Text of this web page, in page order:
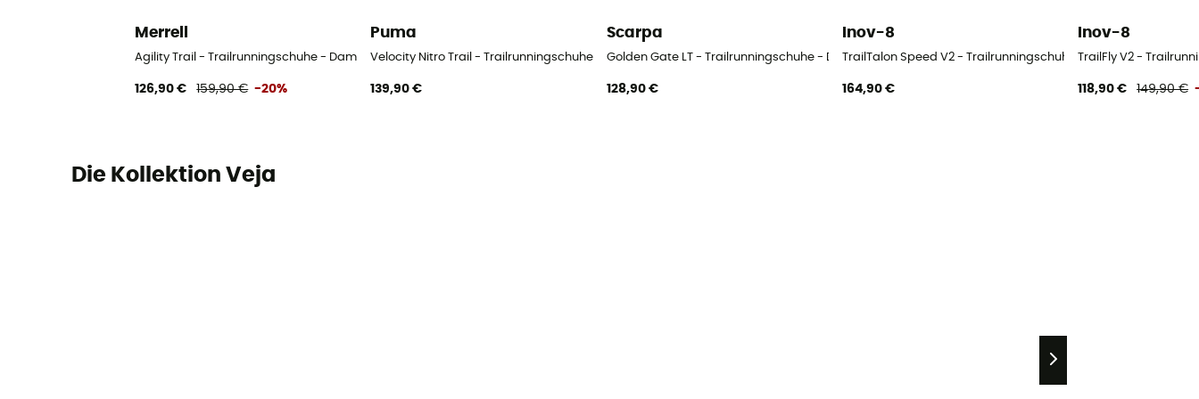
Merrell
Agility Trail - Trailrunningschuhe - Damen
126,90 € 159,90 € -20%
Puma
Velocity Nitro Trail - Trailrunningschuhe - Damen
139,90 €
Scarpa
Golden Gate LT - Trailrunningschuhe - Damen
128,90 €
Inov-8
TrailTalon Speed V2 - Trailrunningschuhe - Damen
164,90 €
Inov-8
TrailFly V2 -
118,90 € 149,90 €
Die Kollektion Veja